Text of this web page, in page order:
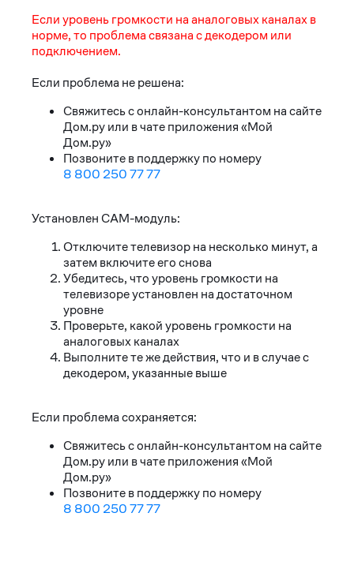
Если уровень громкости на аналоговых каналах в
норме, то проблема связана с декодером или
подключением.
Если проблема не решена:
Свяжитесь с онлайн-консультантом на сайте
Дом.ру или в чате приложения «Мой
Дом.ру»
Позвоните в поддержку по номеру
8 800 250 77 77
Установлен CAM-модуль:
Отключите телевизор на несколько минут, а
затем включите его снова
Убедитесь, что уровень громкости на
телевизоре установлен на достаточном
уровне
Проверьте, какой уровень громкости на
аналоговых каналах
Выполните те же действия, что и в случае с
декодером, указанные выше
Если проблема сохраняется:
Свяжитесь с онлайн-консультантом на сайте
Дом.ру или в чате приложения «Мой
Дом.ру»
Позвоните в поддержку по номеру
8 800 250 77 77